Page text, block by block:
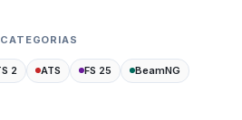
CATEGORIAS
2 ATS FS 25 BeamNG